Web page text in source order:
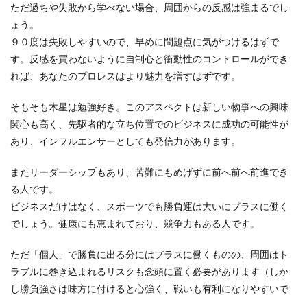
ただ過ちや失敗から学べない場合、周囲からの反感は強まるでし
ょう。
９０度は失敗しやすいので、早めに問題点に気がつけるはずで
す。反感を買わないように自制心と衝動性のコントロールができ
れば、あなたのプロレスはより魅力を増すはずです。
そもそも木星は勉強好き。このアスペクトは新しい物事への興味
関心も高く、先駆者的な立ち位置でのビジネスに成功の可能性が
あり、インフルエンサーとしても発信力があります。
またリーダーシップもあり、苦難にもめげずに前へ前へ前進でき
る人です。
ビジネスだけはなく、スポーツでも勝負運は大いにプラスに働く
でしょう。健康にも恵まれており、競争力もある人です。
ただ「個人」で勝負に出る分にはプラスに働くものの、周囲はト
ラブルに巻き込まれるリスクも念頭に置く必要があります（しか
し勝負強さは味方に付けると心強く、戦いも有利になりやすいで